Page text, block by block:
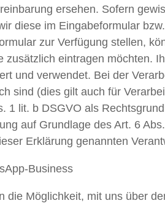
ersehen. Sofern
diese im Eingabeformular
zur Verfügung stellen,
zusätzlich eintragen möchten.
und verwendet. Bei der
sind (dies gilt auch für
1 lit. b DSGVO als
auf Grundlage des Art. 6
Erklärung genannten
Business
die Möglichkeit, mit uns über